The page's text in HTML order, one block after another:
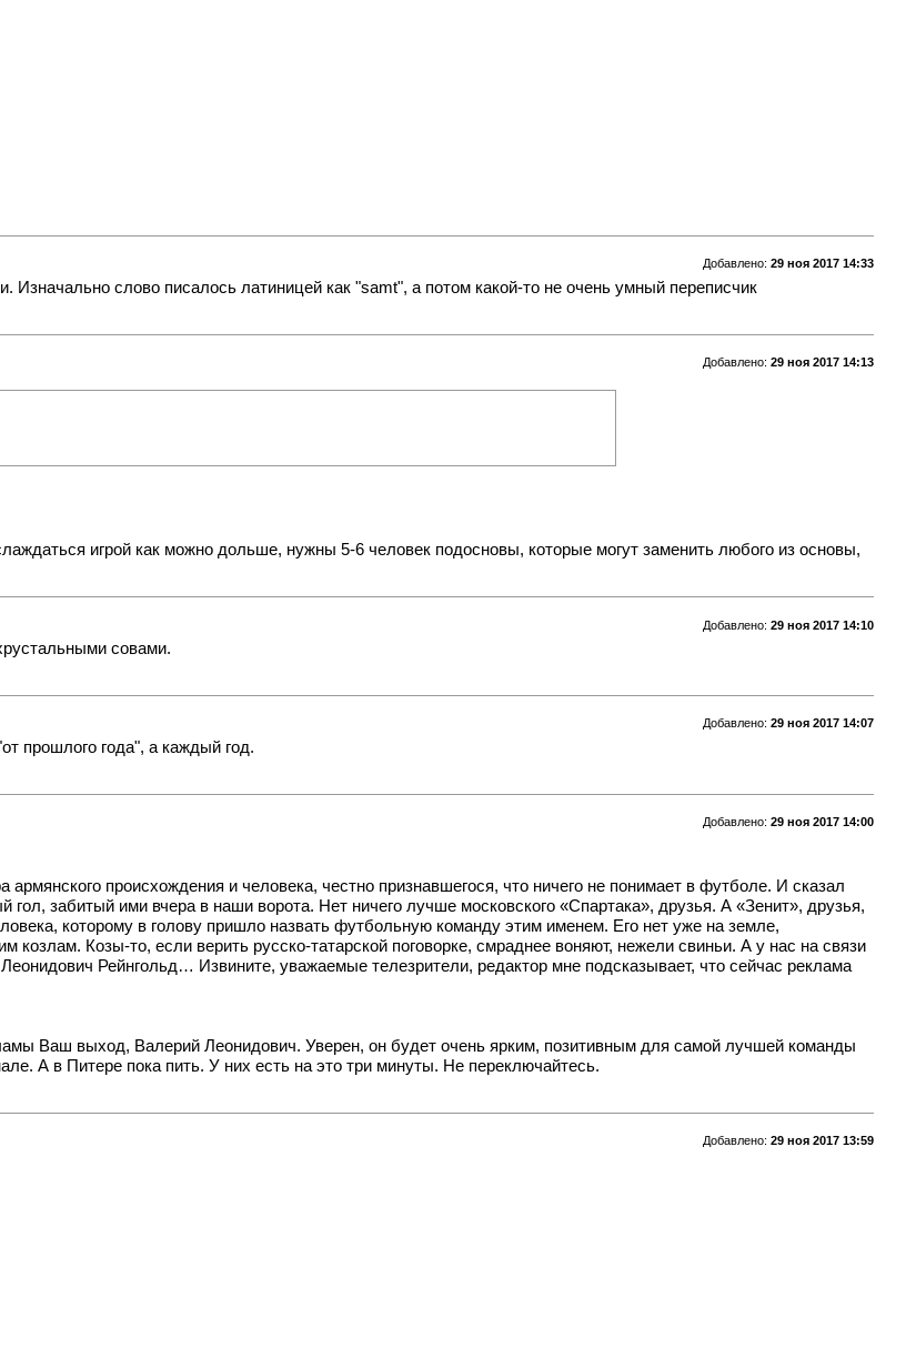
Добавлено: 29 ноя 2017 14:33
слово писалось латиницей как "samt", а потом какой-то не очень умный переписчик
Добавлено: 29 ноя 2017 14:13
игрой как можно дольше, нужны 5-6 человек подосновы, которые могут заменить любого из основы,
Добавлено: 29 ноя 2017 14:10
совами.
Добавлено: 29 ноя 2017 14:07
прошлого года", а каждый год.
Добавлено: 29 ноя 2017 14:00
происхождения и человека, честно признавшегося, что ничего не понимает в футболе. И сказал
забитый ими вчера в наши ворота. Нет ничего лучше московского «Спартака», друзья. А «Зенит», друзья,
которому в голову пришло назвать футбольную команду этим именем. Его нет уже на земле,
Козы-то, если верить русско-татарской поговорке, смраднее воняют, нежели свиньи. А у нас на связи
Рейнгольд… Извините, уважаемые телезрители, редактор мне подсказывает, что сейчас реклама
Ваш выход, Валерий Леонидович. Уверен, он будет очень ярким, позитивным для самой лучшей команды
А в Питере пока пить. У них есть на это три минуты. Не переключайтесь.
Добавлено: 29 ноя 2017 13:59